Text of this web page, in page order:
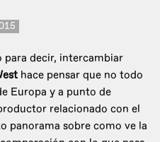
decir, intercambiar
hace pensar que no todo
Europa y a punto de
relacionado con el
panorama sobre como ve la